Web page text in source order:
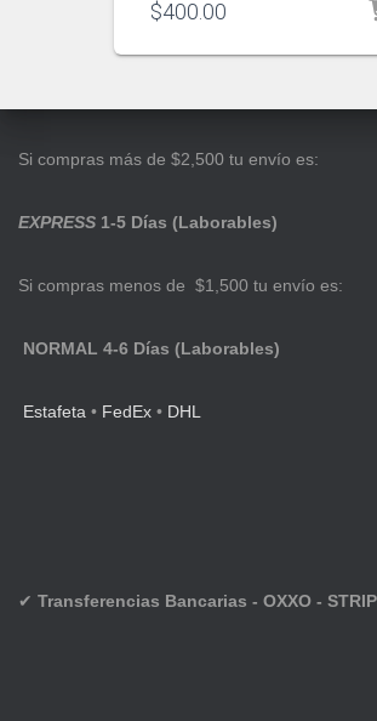
$400.00
Si compras más de $2,500 tu envío es:
EXPRESS 1-5 Días (Laborables)
Si compras menos de $1,500 tu envío es:
NORMAL 4-6 Días (Laborables)
Estafeta • FedEx • DHL
✔ Transferencias Bancarias - OXXO -